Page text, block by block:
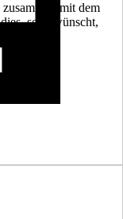
mit dem
so gewünscht,